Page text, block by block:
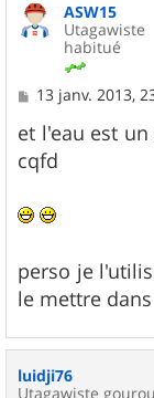
ASW15
Utagawiste
habitué
M
s
s
a
13 janv. 2013,
et l'eau est
cqfd
perso je
le mettre
luidji76
Utagawiste gourou